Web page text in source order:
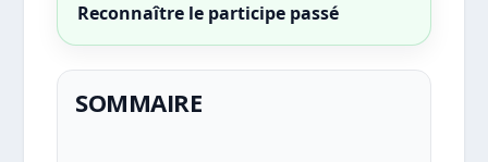
Reconnaître le participe passé
SOMMAIRE